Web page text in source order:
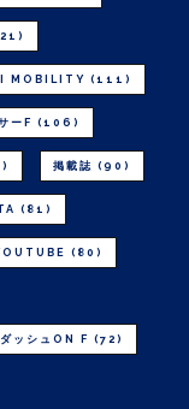
MOBILITY (111)
ーF (106)
掲載誌 (90)
(81)
(80)
ッシュON F (72)